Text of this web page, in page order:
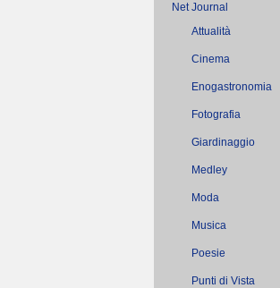
Net Journal
Attualità
Cinema
Enogastronomia
Fotografia
Giardinaggio
Medley
Moda
Musica
Poesie
Punti di Vista